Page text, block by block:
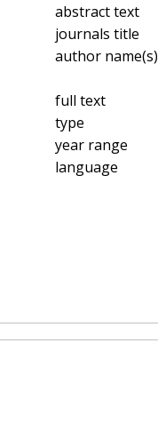
abstract text
journals title
author name(s)
full text
type
year range
language